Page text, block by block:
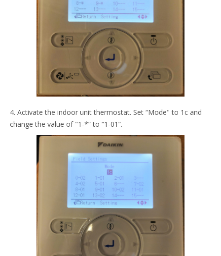
4. Activate the indoor unit thermostat. Set “Mode" to 1c and
change the value of "1-*” to “1-01”.